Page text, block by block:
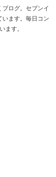
ログ。セブンイ
います。毎日コン
ます。